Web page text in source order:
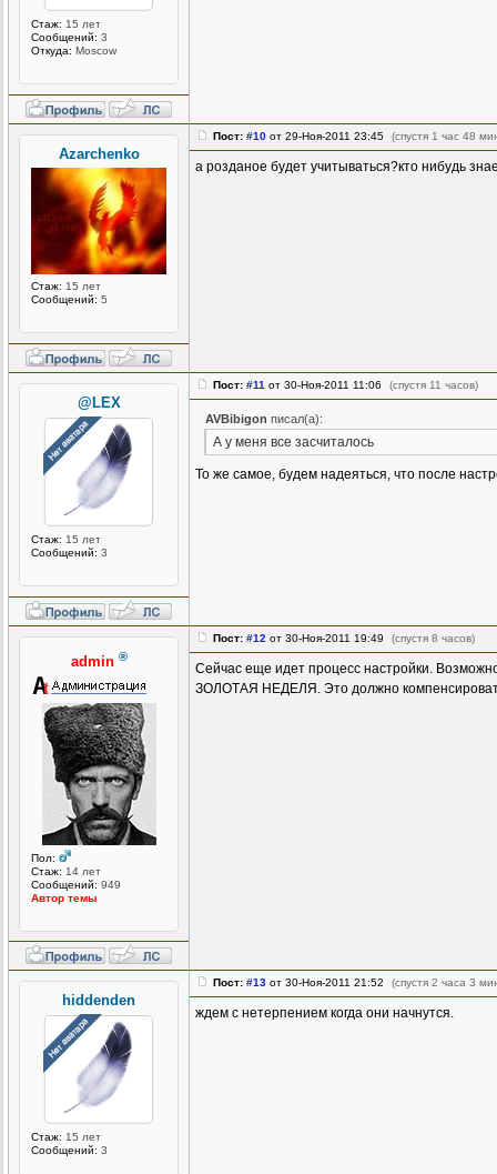
Стаж: 15 лет
Сообщений: 3
Откуда: Moscow
Azarchenko
Стаж: 15 лет
Сообщений: 5
Пост: #10 от 29-Ноя-2011 23:45 (спустя 1 час 48
а розданое будет учитываться?кто нибудь
@LEX
Стаж: 15 лет
Сообщений: 3
Пост: #11 от 30-Ноя-2011 11:06 (спустя 11 часов)
AVBibigon писал(а):
А у меня все засчиталось
То же самое, будем надеяться, что после
admin ®
Пол:
Стаж: 14 лет
Сообщений: 949
Автор темы
Пост: #12 от 30-Ноя-2011 19:49 (спустя 8 часов)
Сейчас еще идет процесс настройки.
ЗОЛОТАЯ НЕДЕЛЯ. Это должно
hiddenden
Стаж: 15 лет
Сообщений: 3
Пост: #13 от 30-Ноя-2011 21:52 (спустя 2 часа 3
ждем с нетерпением когда они начнутся.